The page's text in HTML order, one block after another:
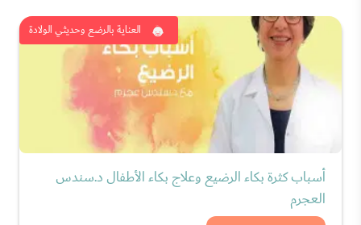
العناية بالرضع وحديثي الولادة
أسباب كثرة بكاء الرضيع وعلاج بكاء الأطفال د.سندس
العجرم